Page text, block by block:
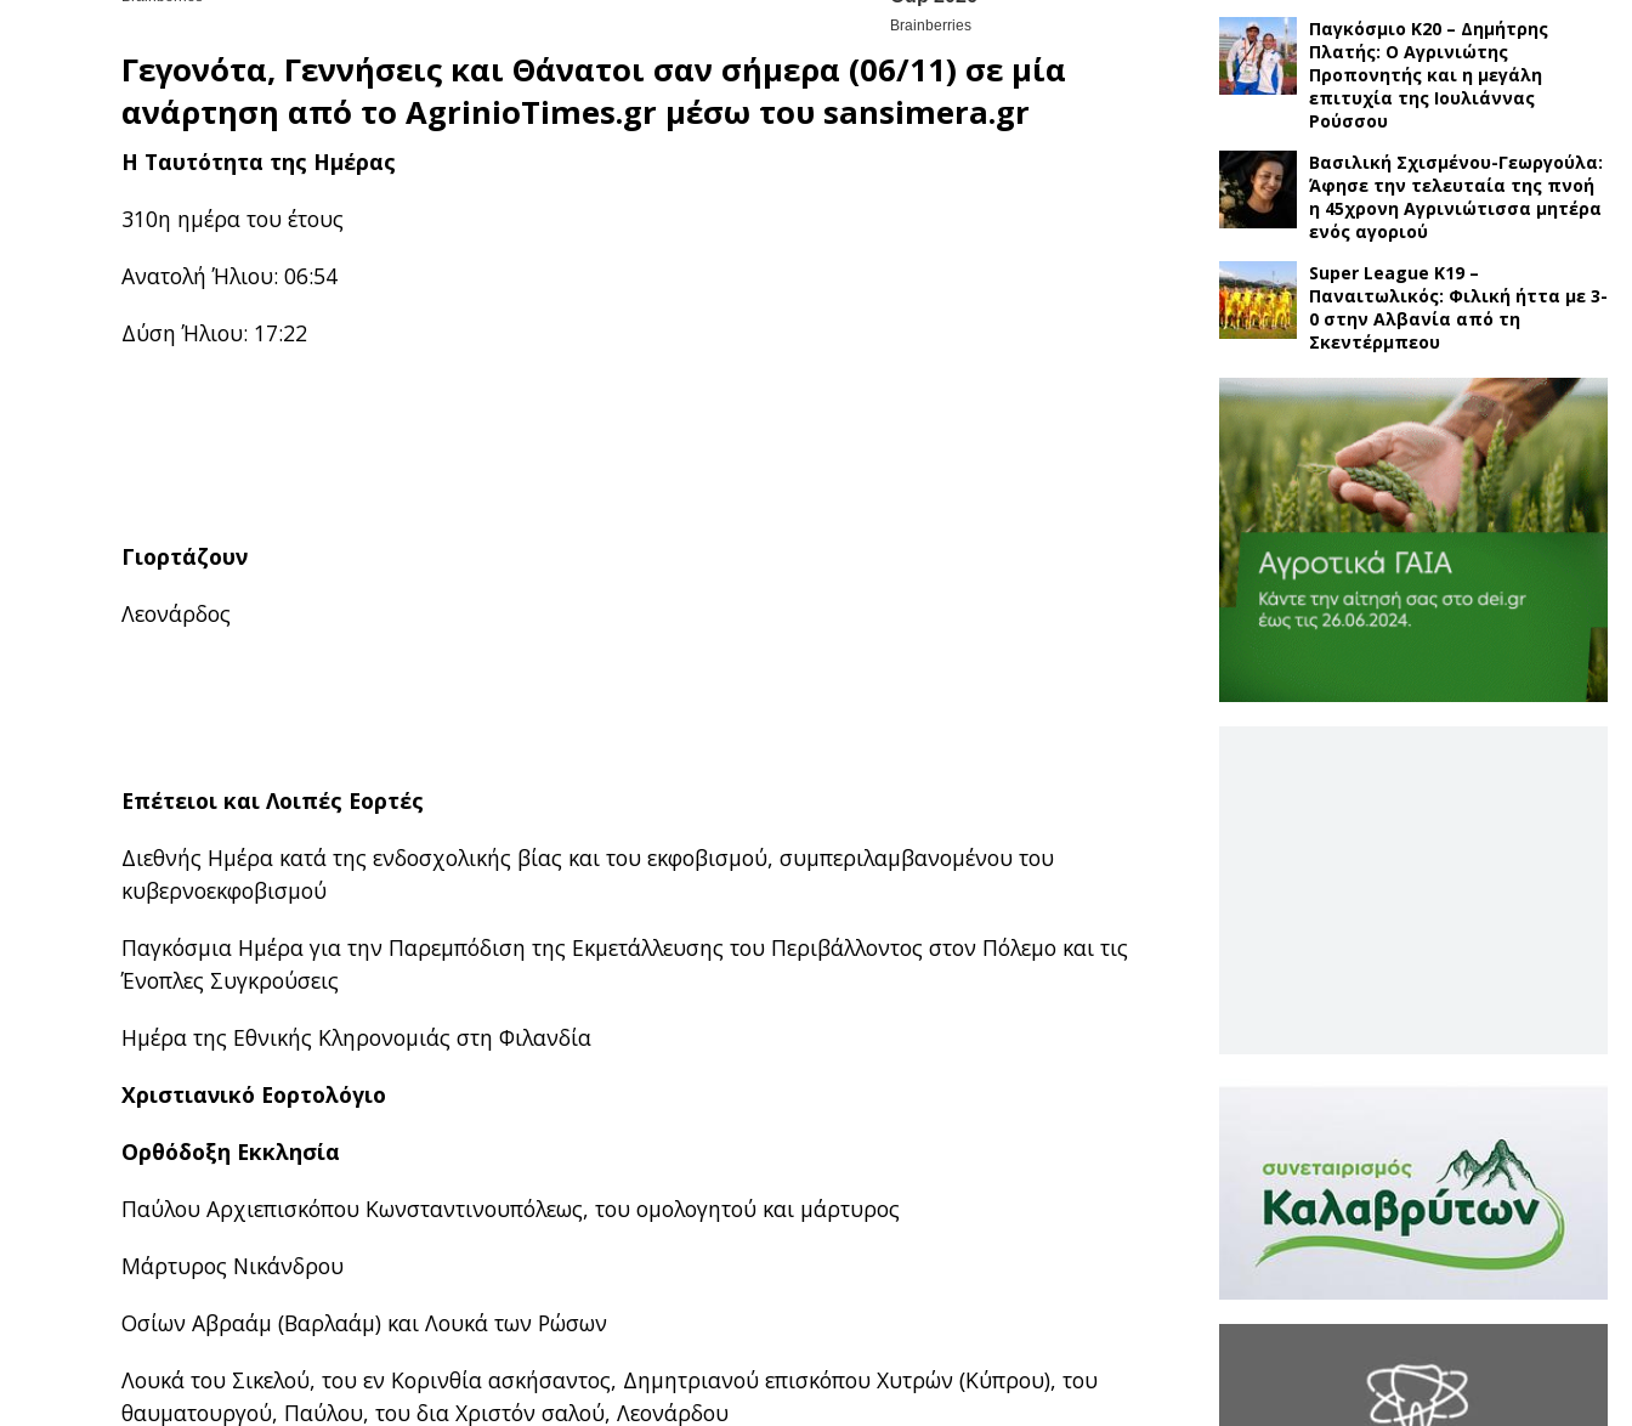
Γεγονότα, Γεννήσεις και Θάνατοι σαν σήμερα (06/11) σε μία
ανάρτηση από τοAgrinioTimes.gr μέσω του sansimera.gr
Η Ταυτότητα της Ημέρας
310η ημέρα του έτους
Ανατολή Ήλιου: 06:54
Δύση Ήλιου: 17:22
Γιορτάζουν
Λεονάρδος
Επέτειοι και Λοιπές Εορτές
Διεθνής Ημέρα κατά της ενδοσχολικής βίας και του εκφοβισμού, συμπεριλαμβανομένου του
κυβερνοεκφοβισμού
Παγκόσμια Ημέρα για την Παρεμπόδιση της Εκμετάλλευσης του Περιβάλλοντος στον Πόλεμο και τις
Ένοπλες Συγκρούσεις
Ημέρα της Εθνικής Κληρονομιάς στη Φιλανδία
Χριστιανικό Εορτολόγιο
Ορθόδοξη Εκκλησία
Παύλου Αρχιεπισκόπου Κωνσταντινουπόλεως, του ομολογητού και μάρτυρος
Μάρτυρος Νικάνδρου
Οσίων Αβραάμ (Βαρλαάμ) και Λουκά των Ρώσων
Λουκά του Σικελού, του εν Κορινθία ασκήσαντος, Δημητριανού επισκόπου Χυτρών (Κύπρου), του
θαυματουργού, Παύλου, του δια Χριστόν σαλού, Λεονάρδου
Παγκόσμιο Κ20 – Δημήτρης
Πλατής: Ο Αγρινιώτης
Προπονητής και η μεγάλη
επιτυχία της Ιουλιάννας
Ρούσσου
Βασιλική Σχισμένου-Γεωργούλα:
Άφησε την τελευταία της πνοή
η 45χρονη Αγρινιώτισσα μητέρα
ενός αγοριού
Super League K19 –
Παναιτωλικός: Φιλική ήττα με 3-
0 στην Αλβανία από τη
Σκεντέρμπεου